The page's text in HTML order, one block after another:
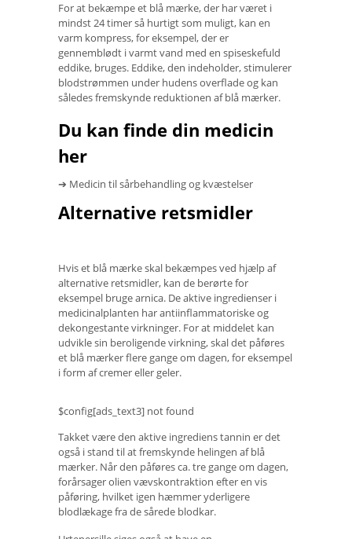
For at bekæmpe et blå mærke, der har været i
mindst 24 timer så hurtigt som muligt, kan en
varm kompress, for eksempel, der er
gennemblødt i varmt vand med en spiseskefuld
eddike, bruges. Eddike, den indeholder, stimulerer
blodstrømmen under hudens overflade og kan
således fremskynde reduktionen af ​​blå mærker.
Du kan finde din medicin
her
➔ Medicin til sårbehandling og kvæstelser
Alternative retsmidler
Hvis et blå mærke skal bekæmpes ved hjælp af
alternative retsmidler, kan de berørte for
eksempel bruge arnica. De aktive ingredienser i
medicinalplanten har antiinflammatoriske og
dekongestante virkninger. For at middelet kan
udvikle sin beroligende virkning, skal det påføres
et blå mærker flere gange om dagen, for eksempel
i form af cremer eller geler.
$config[ads_text3] not found
Takket være den aktive ingrediens tannin er det
også i stand til at fremskynde helingen af ​​blå
mærker. Når den påføres ca. tre gange om dagen,
forårsager olien vævskontraktion efter en vis
påføring, hvilket igen hæmmer yderligere
blodlækage fra de sårede blodkar.